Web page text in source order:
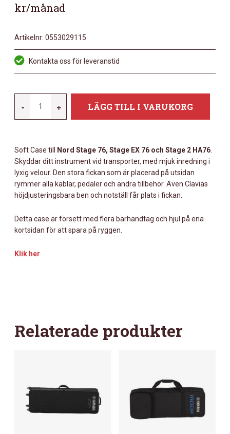
kr/månad
Artikelnr: 0553029115
Kontakta oss för leveranstid
-
76/ELECTRO
HP
MÄNGD
+ LÄGG TILL I VARUKORG
Soft Case till Nord Stage 76, Stage EX 76 och Stage 2 HA76
Skyddar ditt instrument vid transporter, med mjuk inredning i
lyxig velour. Den stora fickan som är placerad på utsidan
rymmer alla kablar, pedaler och andra tillbehör. Även Clavias
höjdjusteringsbara ben och notställ får plats i fickan.
Detta case är försett med flera bärhandtag och hjul på ena
kortsidan för att spara på ryggen.
Klik her
Relaterade produkter